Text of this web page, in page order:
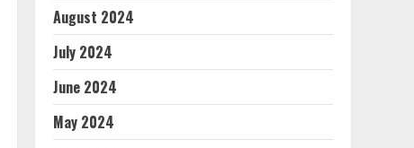
August 2024
July 2024
June 2024
May 2024